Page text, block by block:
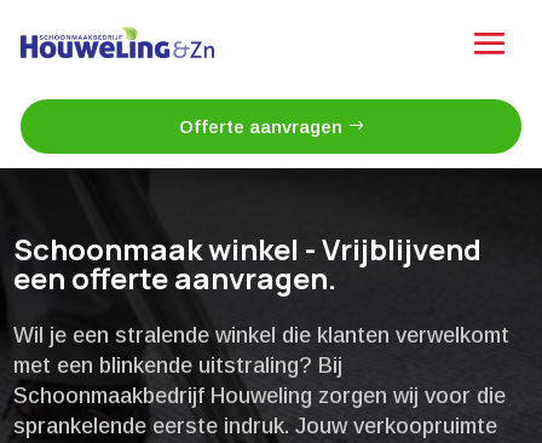
Offerte aanvragen
Schoonmaak winkel - Vrijblijvend
een offerte aanvragen.
Wil je een stralende winkel die klanten verwelkomt
met een blinkende uitstraling? Bij
Schoonmaakbedrijf Houweling zorgen wij voor die
sprankelende eerste indruk.​ Jouw verkoopruimte